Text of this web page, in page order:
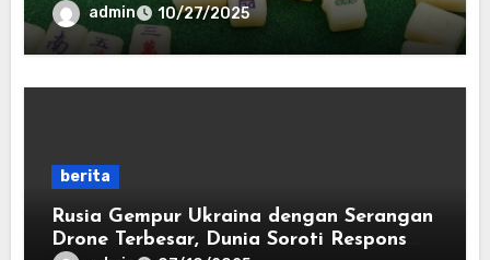
admin 10/27/2025
berita
Rusia Gempur Ukraina dengan Serangan
Drone Terbesar, Dunia Soroti Respons